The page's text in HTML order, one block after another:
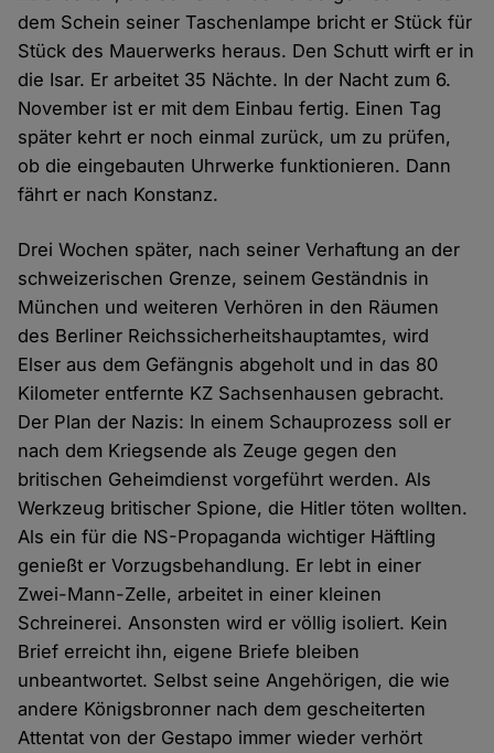
dem Schein seiner Taschenlampe bricht er Stück für
Stück des Mauerwerks heraus. Den Schutt wirft er in
die Isar. Er arbeitet 35 Nächte. In der Nacht zum 6.
November ist er mit dem Einbau fertig. Einen Tag
später kehrt er noch einmal zurück, um zu prüfen,
ob die eingebauten Uhrwerke funktionieren. Dann
fährt er nach Konstanz.
Drei Wochen später, nach seiner Verhaftung an der
schweizerischen Grenze, seinem Geständnis in
München und weiteren Verhören in den Räumen
des Berliner Reichssicherheitshauptamtes, wird
Elser aus dem Gefängnis abgeholt und in das 80
Kilometer entfernte KZ Sachsenhausen gebracht.
Der Plan der Nazis: In einem Schauprozess soll er
nach dem Kriegsende als Zeuge gegen den
britischen Geheimdienst vorgeführt werden. Als
Werkzeug britischer Spione, die Hitler töten wollten.
Als ein für die NS-Propaganda wichtiger Häftling
genießt er Vorzugsbehandlung. Er lebt in einer
Zwei-Mann-Zelle, arbeitet in einer kleinen
Schreinerei. Ansonsten wird er völlig isoliert. Kein
Brief erreicht ihn, eigene Briefe bleiben
unbeantwortet. Selbst seine Angehörigen, die wie
andere Königsbronner nach dem gescheiterten
Attentat von der Gestapo immer wieder verhört